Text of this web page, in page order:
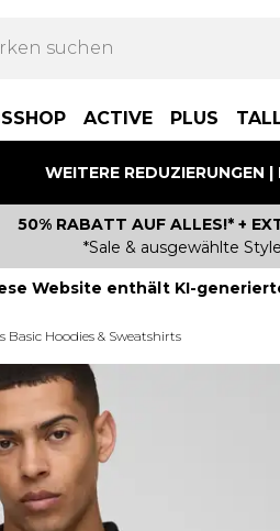
ACTIVE PLUS
WEITERE REDUZIERUNGEN
50% RABATT AUF ALLES!* +
*Sale & ausgewählte
Website enthält KI-
Basic Hoodies & Sweatshirts